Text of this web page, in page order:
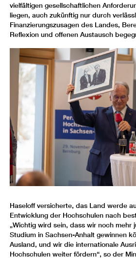
vielfältigen gesellschaftlichen
liegen, auch zukünftig nur durch
Finanzierungszusagen des Landes,
Reflexion und offenen Austausch
Haseloff versicherte, das Land werde
Entwicklung der Hochschulen nach
„Wichtig wird sein, dass wir noch mehr
Studium in Sachsen-Anhalt gewinnen
Ausland, und wir die internationale
Hochschulen weiter fördern“, so der